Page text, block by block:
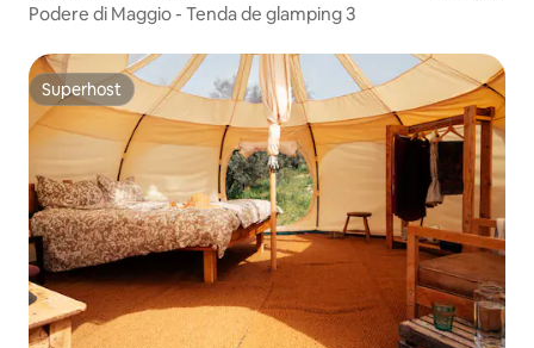
Podere di Maggio - Tenda de glamping 3
Superhost
Superhost